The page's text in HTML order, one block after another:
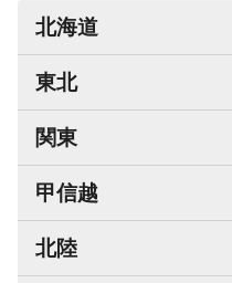
北海道
東北
関東
甲信越
北陸